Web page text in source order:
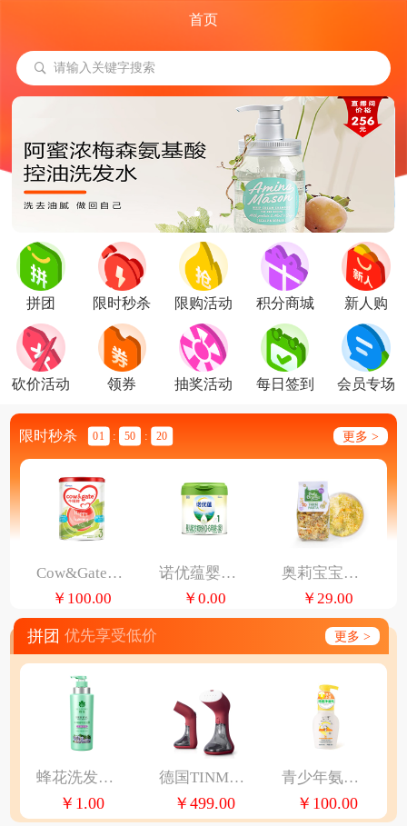
首页
下拉更新
请输入关键字搜索
拼团 限时秒杀 限购活动 积分商城 新人购
砍价活动 领券 抽奖活动 每日签到 会员专场
限时秒杀 01 : 50 : 20 更多 >
Cow&Gate升级牛栏牌A2 β-酪蛋白婴幼儿奶粉3段四罐900g
￥100.00
诺优蕴婴儿配方奶粉（0-6月龄，1段）300G
￥0.00
奥莉宝宝意面 动物卡通造型婴幼儿辅食意大利面
￥29.00
拼团 优先享受低价 更多 >
蜂花洗发水本草植萃精华轻盈舒爽去油保湿洗发露丝滑易梳理500ml
￥1.00
德国TINME手持挂烫机家用熨烫衣服小型便携式蒸汽熨斗烫衣服神器
￥499.00
青少年氨基酸洗面奶深层洁面乳青春期女孩男孩控油祛痘泡沫去黑头
￥100.00